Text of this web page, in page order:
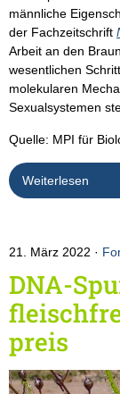
männliche
der Fachzeitschrift
Arbeit an den
wesentlichen
molekularen
Sexualsystemen
Quelle: MPI für
Weiterlesen
21. März 2022
DNA-
preis